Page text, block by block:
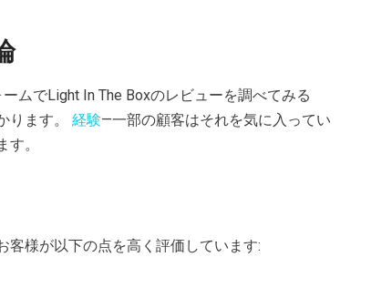
ムでLight In The Boxのレビューを調べてみる
ります。 経験—一部の顧客はそれを気に入ってい
。
客様が以下の点を高く評価しています: